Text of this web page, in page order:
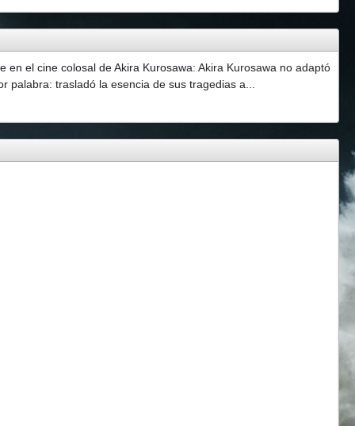
en el cine colosal de Akira Kurosawa: Akira Kurosawa no adaptó
palabra: trasladó la esencia de sus tragedias a...